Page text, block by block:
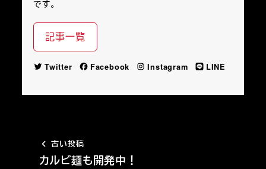
です。
記事一覧
Twitter Facebook Instagram LINE
古い投稿
カルビ麺も開発中！